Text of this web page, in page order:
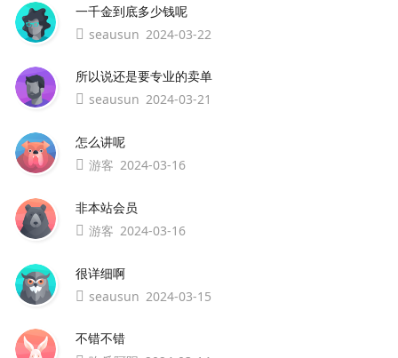
一千金到底多少钱呢
seausun 2024-03-22
所以说还是要专业的卖单
seausun 2024-03-21
怎么讲呢
游客 2024-03-16
非本站会员
游客 2024-03-16
很详细啊
seausun 2024-03-15
不错不错